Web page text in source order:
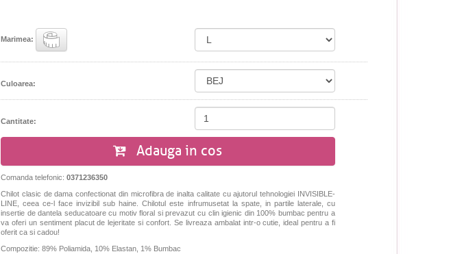
Marimea:
Culoarea:
Cantitate:
Adauga in cos
Comanda telefonic: 0371236350
Chilot clasic de dama confectionat din microfibra de inalta calitate cu ajutorul tehnologiei INVISIBLE-
LINE, ceea ce-l face invizibil sub haine. Chilotul este infrumusetat la spate, in partile laterale, cu
insertie de dantela seducatoare cu motiv floral si prevazut cu clin igienic din 100% bumbac pentru a
va oferi un sentiment placut de lejeritate si confort. Se livreaza ambalat intr-o cutie, ideal pentru a fi
oferit ca si cadou!
Compozitie: 89% Poliamida, 10% Elastan, 1% Bumbac